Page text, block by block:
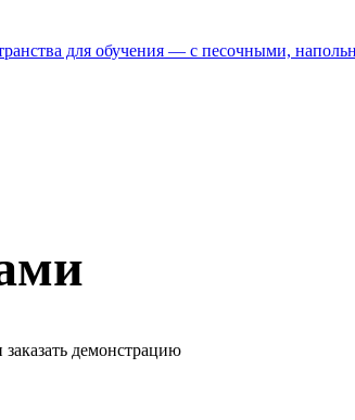
для обучения — с песочными,
демонстрацию